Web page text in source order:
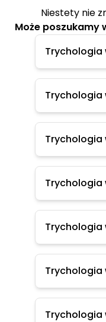
Niestety nie
Może poszukamy
Trychologia
Trychologia
Trychologia
Trychologia
Trychologia
Trychologia
Trychologia